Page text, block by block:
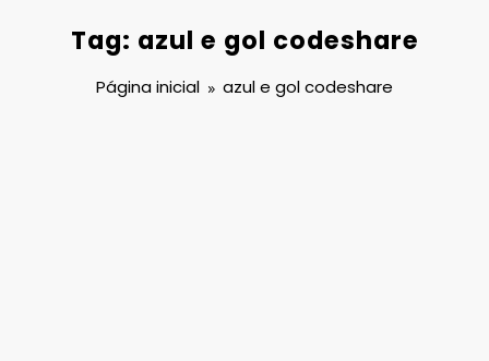
Tag: azul e gol codeshare
Página inicial azul e gol codeshare